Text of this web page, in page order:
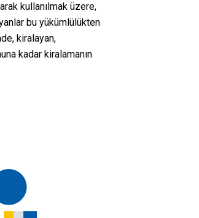
kullanılmak üzere,
bu yükümlülükten
kiralayan,
kadar kiralamanın